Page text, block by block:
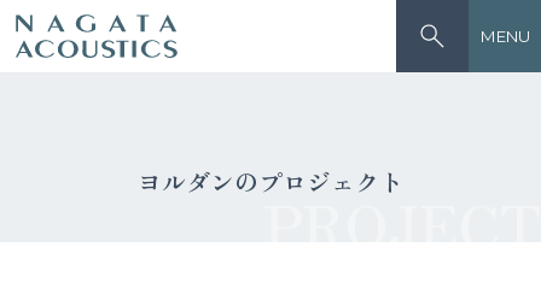
MENU
ヨルダンのプロジェクト